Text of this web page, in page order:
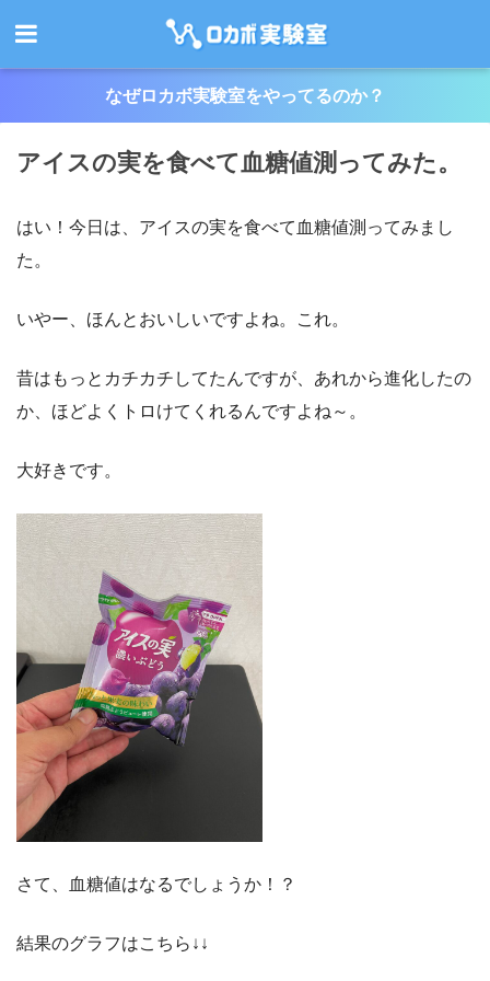
なぜロカボ実験室をやってるのか？
アイスの実を食べて血糖値測ってみた。
はい！今日は、アイスの実を食べて血糖値測ってみまし
た。
いやー、ほんとおいしいですよね。これ。
昔はもっとカチカチしてたんですが、あれから進化したの
か、ほどよくトロけてくれるんですよね～。
大好きです。
さて、血糖値はなるでしょうか！？
結果のグラフはこちら↓↓